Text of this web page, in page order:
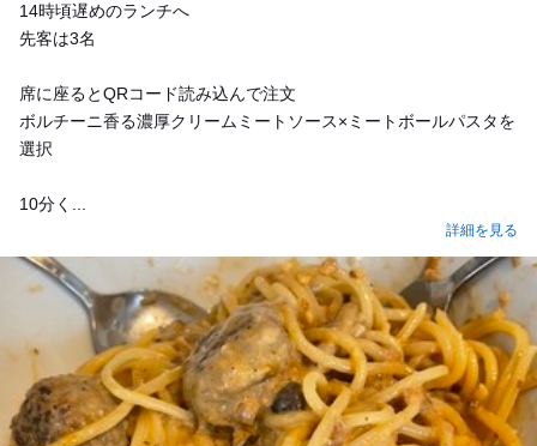
14時頃遅めのランチへ
先客は3名
席に座るとQRコード読み込んで注文
ボルチーニ香る濃厚クリームミートソース×ミートボールパスタを
選択
10分く...
詳細を見る